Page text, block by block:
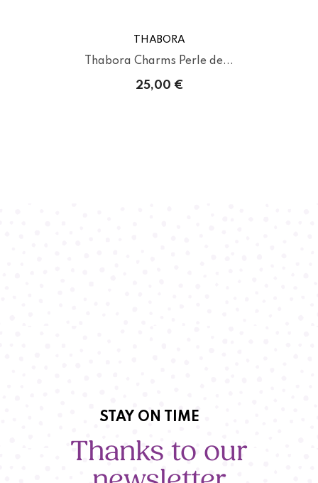
THABORA
Thabora Charms Perle de...
25,00 €
STAY ON TIME
Thanks to our